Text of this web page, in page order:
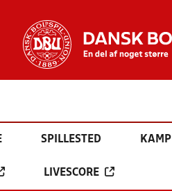
SPILLESTED KAMP
LIVESCORE